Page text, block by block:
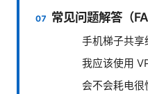
常见问题解答（
手机梯子共享
我应该使用
会不会耗电很